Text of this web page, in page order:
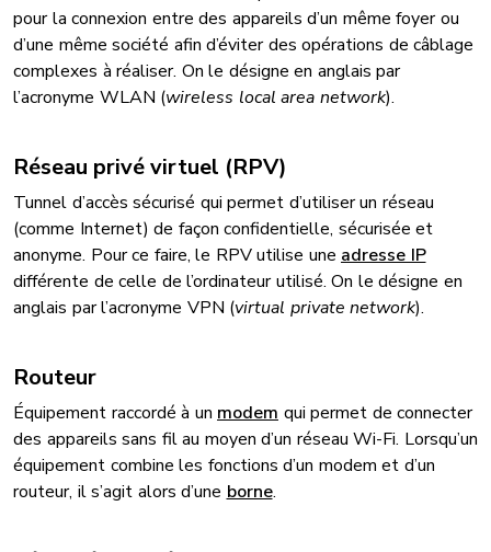
pour la connexion entre des appareils d’un même foyer ou
d’une même société afin d’éviter des opérations de câblage
complexes à réaliser. On le désigne en anglais par
l’acronyme WLAN (wireless local area network).
Réseau privé virtuel (RPV)
Tunnel d’accès sécurisé qui permet d’utiliser un réseau
(comme Internet) de façon confidentielle, sécurisée et
anonyme. Pour ce faire, le RPV utilise une adresse IP
différente de celle de l’ordinateur utilisé. On le désigne en
anglais par l’acronyme VPN (virtual private network).
Routeur
Équipement raccordé à un modem qui permet de connecter
des appareils sans fil au moyen d’un réseau Wi-Fi. Lorsqu’un
équipement combine les fonctions d’un modem et d’un
routeur, il s’agit alors d’une borne.